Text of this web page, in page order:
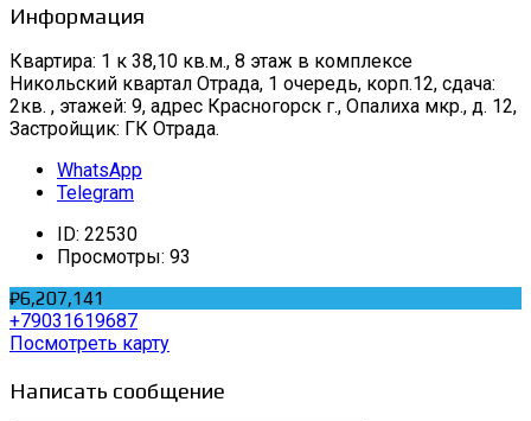
Информация
Квартира: 1 к 38,10 кв.м., 8 этаж в комплексе
Никольский квартал Отрада, 1 очередь, корп.12, сдача:
2кв. , этажей: 9, адрес Красногорск г., Опалиха мкр., д. 12,
Застройщик: ГК Отрада.
WhatsApp
Telegram
ID: 22530
Просмотры: 93
₽6,207,141
+79031619687
Посмотреть карту
Написать сообщение